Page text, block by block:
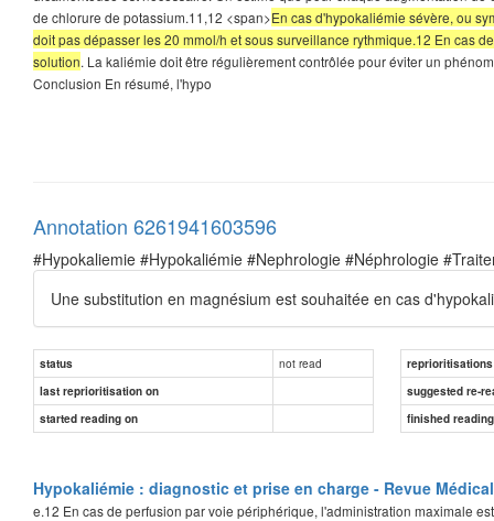
de chlorure de potassium.11,12 <span>En cas d'hypokaliémie sévère, ou
doit pas dépasser les 20 mmol/h et sous surveillance rythmique.12 En cas
solution. La kaliémie doit être régulièrement contrôlée pour éviter un
Conclusion En résumé, l'hypo
Annotation 6261941603596
#Hypokaliemie #Hypokaliémie #Nephrologie #Néphrologie
Une substitution en magnésium est souhaitée en cas
status not read
reprioritisations
last reprioritisation on
suggested re-
started reading on
finished
Hypokaliémie : diagnostic et prise en charge - Revue
e.12 En cas de perfusion par voie périphérique, l'administration maximale